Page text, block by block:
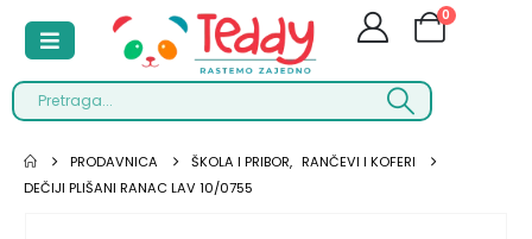
0
PRODAVNICA ŠKOLA I PRIBOR, RANČEVI I KOFERI
DEČIJI PLIŠANI RANAC LAV 10/0755